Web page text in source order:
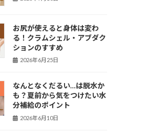
お尻が使えると身体は変わ
る！クラムシェル・アブダク
ションのすすめ
2026年6月25日
なんとなくだるい…は脱水か
も？夏前から気をつけたい水
分補給のポイント
2026年6月10日